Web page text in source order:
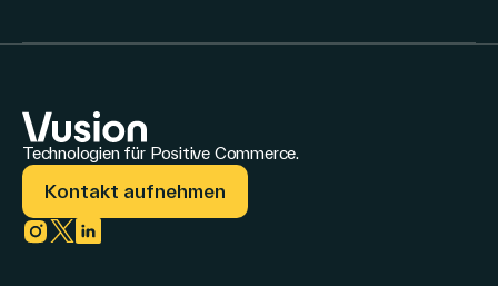
Technologien für Positive Commerce.
Kontakt aufnehmen